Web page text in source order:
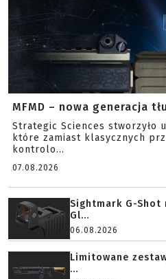
MFMD – nowa generacja
Strategic Sciences stworzyło
które zamiast klasycznych
kontrolo...
07.08.2026
Sightmark G-
Gl...
06.08.2026
Limitowane
...